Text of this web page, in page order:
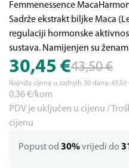
Femmenessence
Sadrže ekstrakt biljke Maca
regulaciji hormonske
sustava. Namijenjen su
30,45 €43,50 €
Najniža cijena u zadnjih 30 dana: 43,50
0,36€/kom
PDV je uključen u cijenu /
cijenu
Popust od 30%vrijedi do